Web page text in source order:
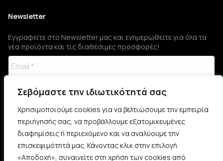
Σεβόμαστε την ιδιωτικότητά σας
Χρησιμοποιούμε cookies για να βελτιώσουμε την εμπειρία
περιήγησής σας, να προβάλλουμε εξατομικευμένες
διαφημίσεις ή περιεχόμενο και να αναλύουμε την
επισκεψιμότητά μας. Κάνοντας κλικ στην επιλογή
«Αποδοχή», συναινείτε στη χρήση των cookies από
Newsletter
Εγγραφείτε στο Newsletter μας και ενημερωθείτε για όλα τα
νέα προϊόντα και τις διαθέσιμες προσφορές!